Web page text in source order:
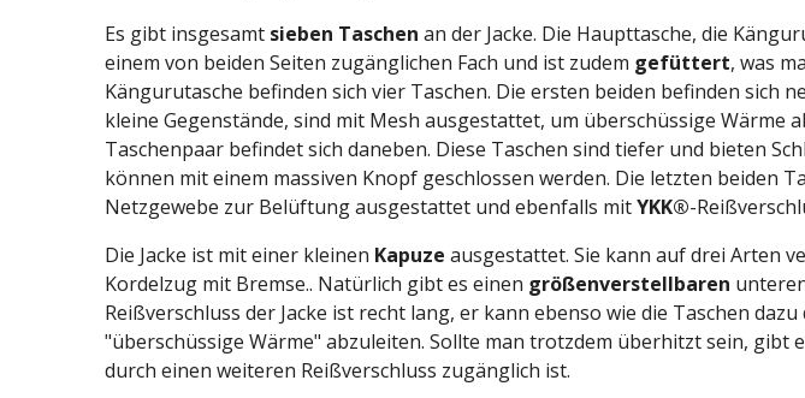
Es gibt insgesamt sieben Taschen an der Jacke. Die Haupttasche, die
einem von beiden Seiten zugänglichen Fach und ist zudem gefüttert, was
Kängurutasche befinden sich vier Taschen. Die ersten beiden befinden sich
kleine Gegenstände, sind mit Mesh ausgestattet, um überschüssige Wärme
Taschenpaar befindet sich daneben. Diese Taschen sind tiefer und bieten
können mit einem massiven Knopf geschlossen werden. Die letzten beiden
Netzgewebe zur Belüftung ausgestattet und ebenfalls mitYKK®-
Die Jacke ist mit einer kleinen Kapuze ausgestattet. Sie kann auf drei Arten
Kordelzug mit Bremse.. Natürlich gibt es einen größenverstellbaren
Reißverschluss der Jacke ist recht lang, er kann ebenso wie die Taschen
"überschüssige Wärme" abzuleiten. Sollte man trotzdem überhitzt sein, gibt
durch einen weiteren Reißverschluss zugänglich ist.